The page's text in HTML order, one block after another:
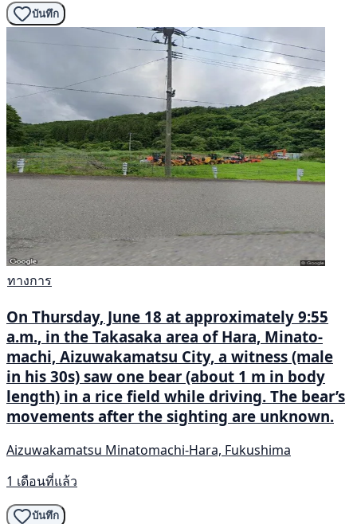
บันทึก
ทางการ
On Thursday, June 18 at approximately 9:55
a.m., in the Takasaka area of Hara, Minato-
machi, Aizuwakamatsu City, a witness (male
in his 30s) saw one bear (about 1 m in body
length) in a rice field while driving. The bear’s
movements after the sighting are unknown.
Aizuwakamatsu Minatomachi-Hara, Fukushima
1 เดือนที่แล้ว
บันทึก